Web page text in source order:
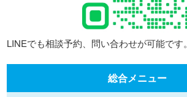
LINEでも相談予約、問い合わせが可能です。
総合メニュー